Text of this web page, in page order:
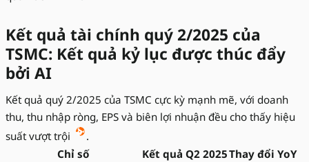
Kết quả tài chính quý 2/2025 của
TSMC: Kết quả kỷ lục được thúc đẩy
bởi AI
Kết quả quý 2/2025 của TSMC cực kỳ mạnh mẽ, với doanh
thu, thu nhập ròng, EPS và biên lợi nhuận đều cho thấy hiệu
suất vượt trội
.
Chỉ số
Kết quả Q2 2025Thay đổi YoY